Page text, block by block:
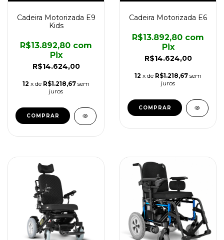
Cadeira Motorizada E9
Kids
R$14.624,00
R$13.892,80 com
Pix
12 x de R$1.218,67 sem
juros
COMPRAR
Cadeira Motorizada E6
R$14.624,00
R$13.892,80 com
Pix
12 x de R$1.218,67 sem
juros
COMPRAR